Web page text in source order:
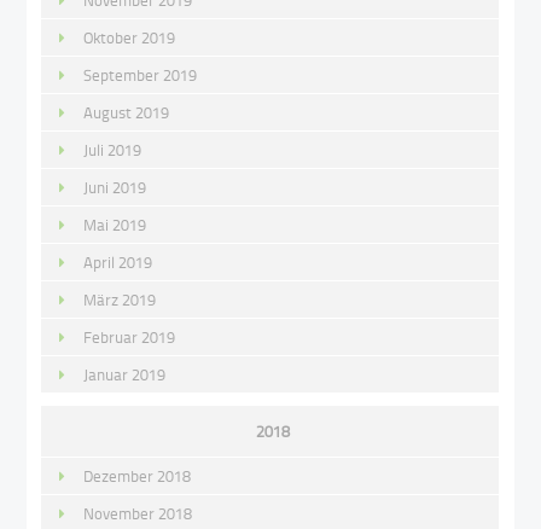
Oktober 2019
September 2019
August 2019
Juli 2019
Juni 2019
Mai 2019
April 2019
März 2019
Februar 2019
Januar 2019
2018
Dezember 2018
November 2018